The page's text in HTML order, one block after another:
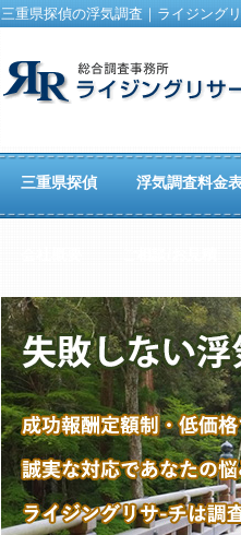
三重県探偵の浮気調査｜ライジング
三重県探偵 浮気調査料金